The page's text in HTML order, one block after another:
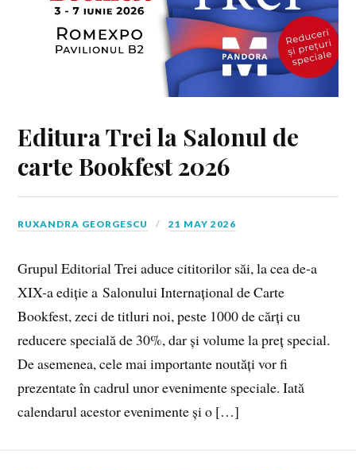
Editura Trei la Salonul de
carte Bookfest 2026
RUXANDRA GEORGESCU 21 MAY 2026
Grupul Editorial Trei aduce cititorilor săi, la cea de-a
XIX-a ediție a Salonului Internațional de Carte
Bookfest, zeci de titluri noi, peste 1000 de cărți cu
reducere specială de 30%, dar și volume la preț special.
De asemenea, cele mai importante noutăți vor fi
prezentate în cadrul unor evenimente speciale. Iată
calendarul acestor evenimente și o […]